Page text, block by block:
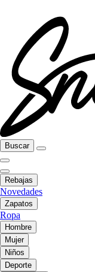
Buscar
Rebajas
Novedades
Zapatos
Ropa
Hombre
Mujer
Niños
Deporte